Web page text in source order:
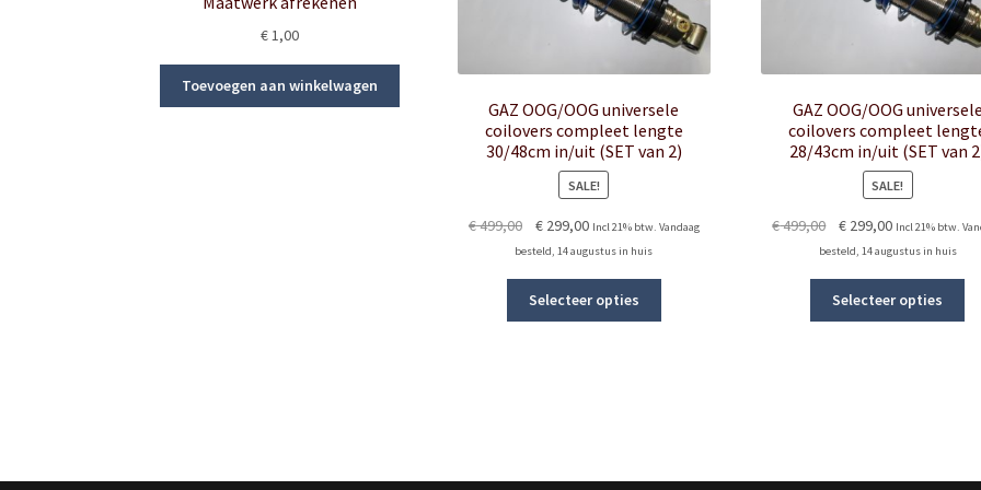
€1,00
Toevoegen aan winkelwagen
GAZ OOG/OOG universele
coilovers compleet lengte
30/48cm in/uit (SET van 2)
SALE!
€499,00
Original
price
€ 499,00.
€299,00Current
price
€ 299,00.
Incl 21% btw. Vandaag
besteld, 14 augustus in huis
Selecteer opties
be
GAZ OOG/OOG universele
coilovers compleet
28/43cm in/uit (SET van
SALE!
€499,00
Original
price
€ 499,00.
€ 299,00Current
price
€ 299,00.
Incl 21% btw.
besteld, 14 augustus in huis
Selecteer opties
be